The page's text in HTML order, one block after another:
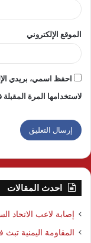
الموقع الإلكتروني
احفظ اسمي، بريدي
لاستخدامها المرة
احدث المقالات
إصابة لاعب الاتحاد
المقاومة اليمنية تبث